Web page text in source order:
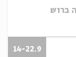
14-22.9